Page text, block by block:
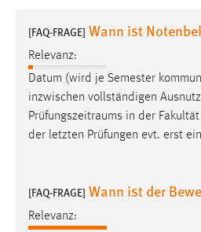
[FAQ-FRAGE] Wann ist
Relevanz:
Datum (wird je Semester
inzwischen vollständigen
Prüfungszeitraums in der
der letzten Prüfungen evt. erst
[FAQ-FRAGE] Wann ist der
Relevanz:
Performance
Name:
Zweck:
Sprachpräferenz